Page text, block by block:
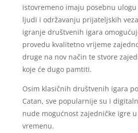
istovremeno imaju posebnu
ljudi i održavanju prijateljskih
igranje društvenih igara
provedu kvalitetno vrijeme
druge na nov način te stvore
koje će dugo pamtiti.
Osim klasičnih društvenih igara
Catan, sve popularnije su i
nude mogućnost zajedničke igre
vremenu.